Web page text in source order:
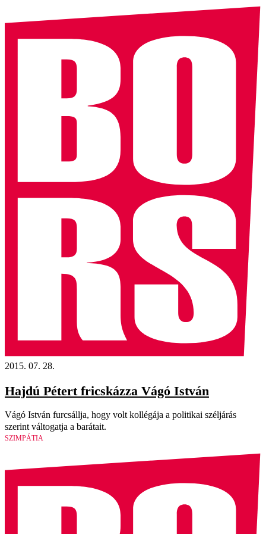
2015. 07. 28.
Hajdú Pétert fricskázza Vágó István
Vágó István furcsállja, hogy volt kollégája a politikai széljárás
szerint váltogatja a barátait.
SZIMPÁTIA